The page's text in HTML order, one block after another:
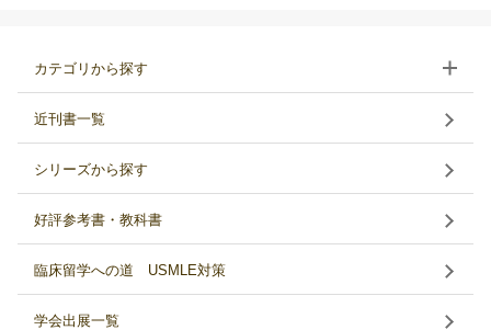
カテゴリから探す
近刊書一覧
シリーズから探す
好評参考書・教科書
臨床留学への道 USMLE対策
学会出展一覧